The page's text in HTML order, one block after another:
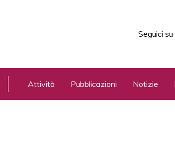
Seguici su
Attività Pubblicazioni Notizie